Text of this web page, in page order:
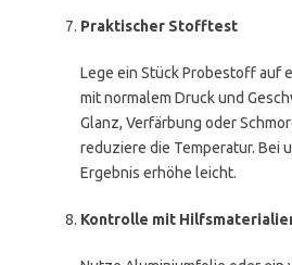
Praktischer Stofftest
Lege ein Stück Probestoff auf
mit normalem Druck und
Glanz, Verfärbung oder
reduziere die Temperatur. Bei
Ergebnis erhöhe leicht.
Kontrolle mit